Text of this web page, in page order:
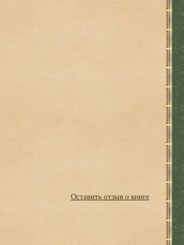
Оставить отзыв о книге